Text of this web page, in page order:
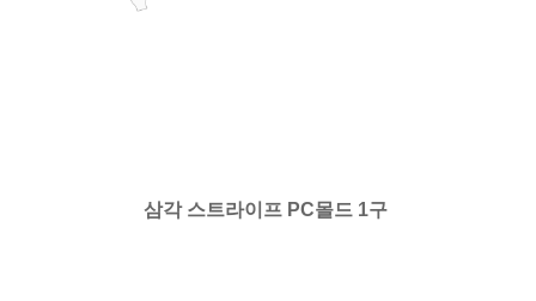
삼각 스트라이프 PC몰드 1구